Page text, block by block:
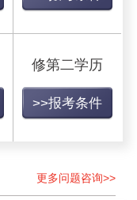
修第二学历
>>报考条件
更多问题咨询>>